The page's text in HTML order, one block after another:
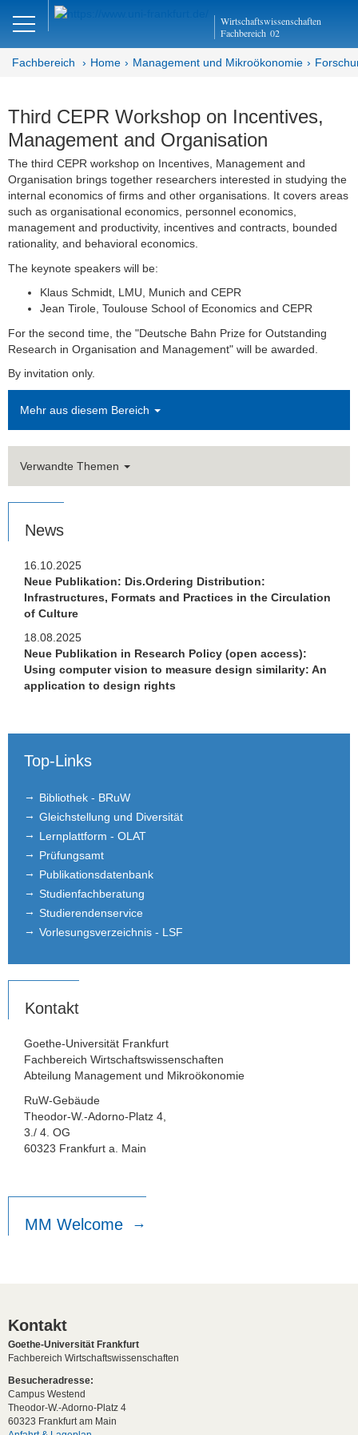
Wirtschaftswissenschaften
Fachbereich 02
DE Close
Management und
Mikroökonomie
Welcome
Mission Statement
Aktuelles
Forschung
Forschungskolloquien
Publikationen
Studium
Stellen­ausschreibungen
Fachbereich Home Management und Mikroökonomie
Third CEPR Workshop on Incentives,
Management and Organisation
The third CEPR workshop on Incentives, Management and
Organisation brings together researchers interested in studying the
internal economics of firms and other organisations. It covers areas
such as organisational economics, personnel economics,
management and productivity, incentives and contracts, bounded
rationality, and behavioral economics.
The keynote speakers will be:
Klaus Schmidt, LMU, Munich and CEPR
Jean Tirole, Toulouse School of Economics and CEPR
For the second time, the "Deutsche Bahn Prize for Outstanding
Research in Organisation and Management" will be awarded.
By invitation only.
Mehr aus diesem Bereich
Verwandte Themen
News
16.10.2025
Neue Publikation: Dis.Ordering Distribution:
Infrastructures, Formats and Practices in the Circulation
of Culture
18.08.2025
Neue Publikation in Research Policy (open access):
Using computer vision to measure design similarity: An
application to design rights
Top-Links
Bibliothek - BRuW
Gleichstellung und Diversität
Lernplattform - OLAT
Prüfungsamt
Publikationsdatenbank
Studienfachberatung
Studierendenservice
Vorlesungsverzeichnis - LSF
Kontakt
Goethe-Universität Frankfurt
Fachbereich Wirtschaftswissenschaften
Abteilung Management und Mikroökonomie
RuW-Gebäude
Theodor-W.-Adorno-Platz 4,
3./ 4. OG
60323 Frankfurt a. Main
MM Welcome
Kontakt
Goethe-Universität Frankfurt
Fachbereich Wirtschaftswissenschaften
Besucheradresse:
Campus Westend
Theodor-W.-Adorno-Platz 4
60323 Frankfurt am Main